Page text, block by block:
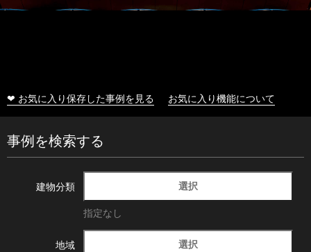
❤ お気に入り保存した事例を見る お気に入り機能について
事例を検索する
建物分類 選択
指定なし
地域 選択